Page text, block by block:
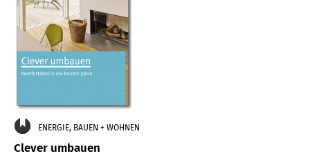
ENERGIE, BAUEN + WOHNEN
Clever umbauen